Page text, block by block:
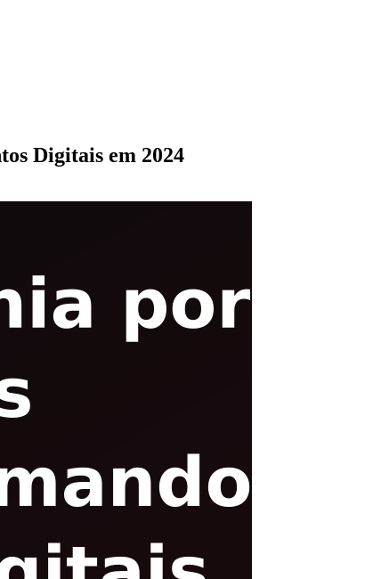
Digitais em 2024